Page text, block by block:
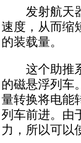
发射航天器
速度，从而缩
的装载量。
这个助推系
的磁悬浮列车
量转换将电能
列车前进。由
力，所以可以